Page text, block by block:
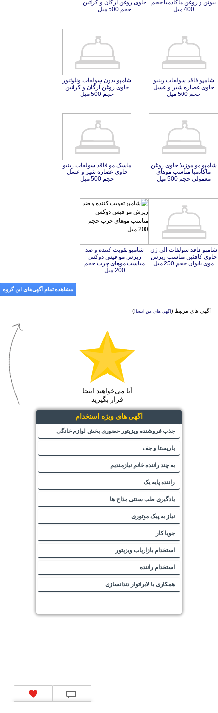
400 میل
حجم 500 میل
شامپو فاقد سولفات رینبو
حاوی عصاره شیر و عسل
حجم 500 میل
شامپو بدون سولفات ونلوئنور
حاوی روغن آرگان و کراتین
حجم 500 میل
شامپو مو موزیلا حاوی روغن
ماکادمیا مناسب موهای
معمولی حجم 500 میل
ماسک مو فاقد سولفات رینبو
حاوی عصاره شیر و عسل
حجم 500 میل
شامپو فاقد سولفات الی ژن
حاوی کافئین مناسب ریزش
موی بانوان حجم 250 میل
شامپو تقویت کننده و ضد
ریزش مو فیس دوکس
مناسب موهای چرب حجم
200 میل
مشاهده تمام آگهی‌های این گروه
آگهی های مرتبط (آگهی های من اینجا!)
آیا می‌خواهید اینجا
قرار بگیرید
آگهی های ویژه استخدام
جذب فروشنده ویزیتور حضوری پخش لوازم خانگی
باریستا و چف
به چند راننده خانم نیازمندیم
راننده پایه یک
یادگیری طب سنتی مذاح ها
نیاز به پیک موتوری
جویا کار
استخدام بازاریاب ویزیتور
استخدام راننده
همکاری با لابراتوار دندانسازی